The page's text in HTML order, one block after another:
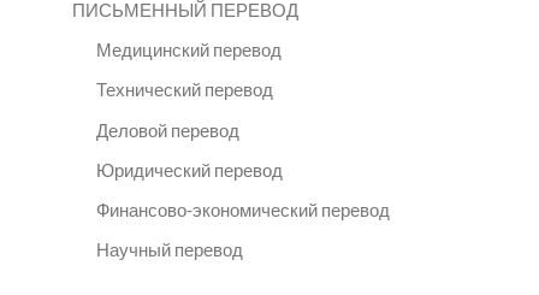
ПИСЬМЕННЫЙ ПЕРЕВОД
Медицинский перевод
Технический перевод
Деловой перевод
Юридический перевод
Финансово-экономический перевод
Научный перевод